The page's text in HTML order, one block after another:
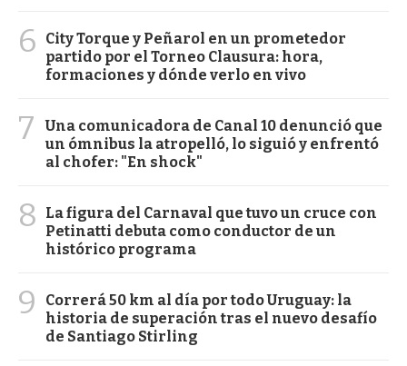
6
City Torque y Peñarol en un prometedor
partido por el Torneo Clausura: hora,
formaciones y dónde verlo en vivo
7
Una comunicadora de Canal 10 denunció que
un ómnibus la atropelló, lo siguió y enfrentó
al chofer: "En shock"
8
La figura del Carnaval que tuvo un cruce con
Petinatti debuta como conductor de un
histórico programa
9
Correrá 50 km al día por todo Uruguay: la
historia de superación tras el nuevo desafío
de Santiago Stirling